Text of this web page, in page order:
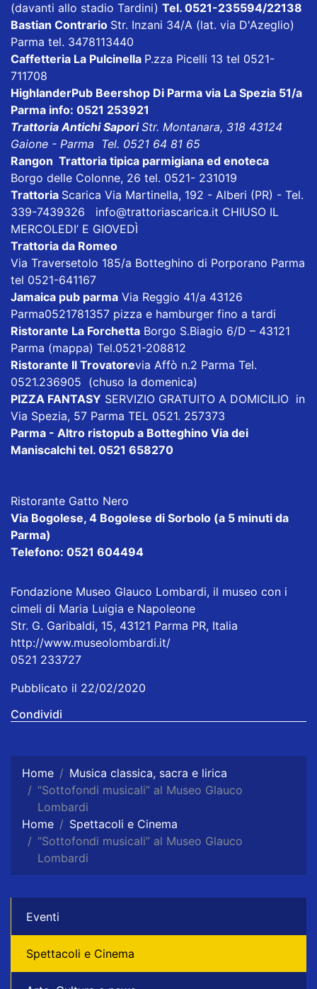
(davanti allo stadio Tardini) Tel. 0521-235594/22138
Bastian Contrario Str. Inzani 34/A (lat. via D'Azeglio)
Parma tel. 3478113440
Caffetteria La Pulcinella P.zza Picelli 13 tel 0521-
711708
HighlanderPub Beershop Di Parma via La Spezia 51/a
Parma info: 0521 253921
Trattoria Antichi SaporiStr. Montanara, 318 43124
Gaione - Parma Tel. 0521 64 81 65
Rangon Trattoria tipica parmigiana ed enoteca
Borgo delle Colonne, 26 tel. 0521- 231019
Trattoria Scarica Via Martinella, 192 - Alberi (PR) - Tel.
339-7439326 info@trattoriascarica.it CHIUSO IL
MERCOLEDI’ E GIOVEDÌ
Trattoria da Romeo
Via Traversetolo 185/a Botteghino di Porporano Parma
tel 0521-641167
Jamaica pub parma Via Reggio 41/a 43126
Parma0521781357 pizza e hamburger fino a tardi
Ristorante La Forchetta Borgo S.Biagio 6/D – 43121
Parma (mappa) Tel.0521-208812
Ristorante Il Trovatorevia Affò n.2 Parma Tel.
0521.236905 (chuso la domenica)
PIZZA FANTASY SERVIZIO GRATUITO A DOMICILIO in
Via Spezia, 57 Parma TEL 0521. 257373
Parma - Altro ristopub a Botteghino Via dei
Maniscalchi tel. 0521 658270
Ristorante Gatto Nero
Via Bogolese, 4 Bogolese di Sorbolo (a 5 minuti da
Parma)
Telefono: 0521 604494
Fondazione Museo Glauco Lombardi, il museo con i
cimeli di Maria Luigia e Napoleone
Str. G. Garibaldi, 15, 43121 Parma PR, Italia
http://www.museolombardi.it/
0521 233727
Pubblicato il 22/02/2020
Condividi
Home
Musica classica, sacra e lirica
“Sottofondi musicali” al Museo Glauco
Lombardi
Home
Spettacoli e Cinema
“Sottofondi musicali” al Museo Glauco
Lombardi
Eventi
Spettacoli e Cinema